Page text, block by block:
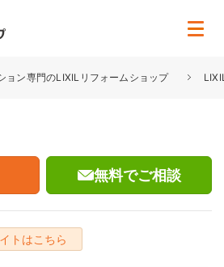
ョン専門のLIXILリフォームショップ
無料でご相談
トはこちら